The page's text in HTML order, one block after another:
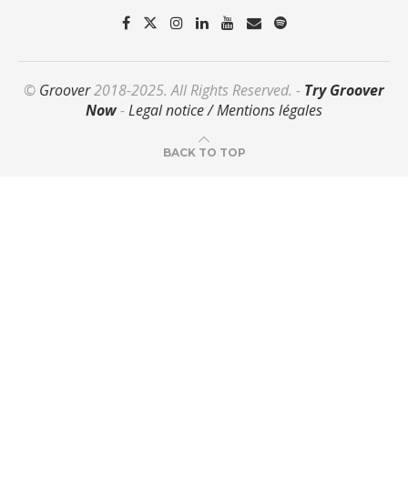
© Groover2018-2025. All Rights Reserved. - Try Groover
Now-Legal notice / Mentions légales
BACK TO TOP